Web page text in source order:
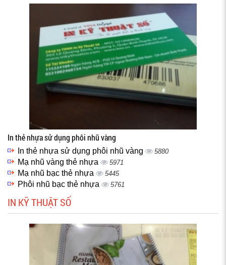
In thẻ nhựa sử dụng phôi nhũ vàng
In thẻ nhựa sử dụng phôi nhũ vàng 5880
Mạ nhũ vàng thẻ nhựa 5971
Mạ nhũ bạc thẻ nhựa 5445
Phôi nhũ bạc thẻ nhựa 5761
IN KỸ THUẬT SỐ